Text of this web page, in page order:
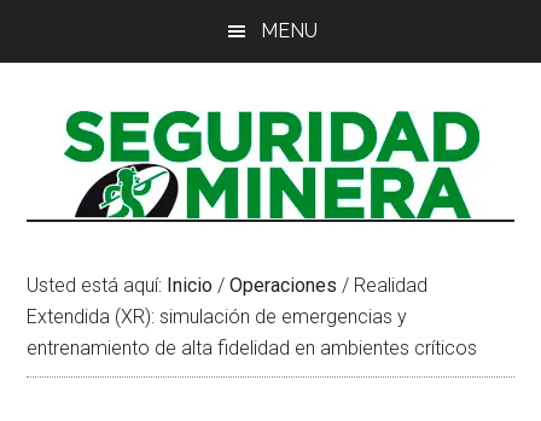
principal
MENU
Usted está aquí: Inicio / Operaciones / Realidad
Extendida (XR): simulación de emergencias y
entrenamiento de alta fidelidad en ambientes críticos